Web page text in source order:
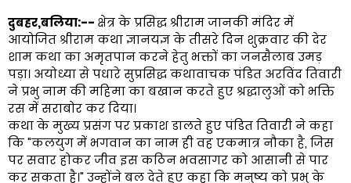
​दुबहर,बलिया:-- क्षेत्र के प्रसिद्ध श्रीराम जानकी मंदिर में
आयोजित श्रीराम कथा ज्ञानयज्ञ के तीसरे दिन शुक्रवार की देर
शाम कथा का अमृतपान करने हेतु भक्तों का जनसैलाब उमड़
पड़ा। अयोध्या से पधारे सुप्रसिद्ध कथावाचक पंडित अरविंद तिवारी
ने प्रभु नाम की महिमा का बखान करते हुए श्रद्धालुओं को भक्ति
रस में सराबोर कर दिया।
​कथा के मुख्य प्रसंग पर प्रकाश डालते हुए पंडित तिवारी ने कहा
कि "कलयुग में भगवान का नाम ही वह एकमात्र नौका है, जिस
पर सवार होकर जीव इस कठिन भवसागर को आसानी से पार
कर सकता है।" उन्होंने बल देते हुए कहा कि मनुष्य को प्रभु के